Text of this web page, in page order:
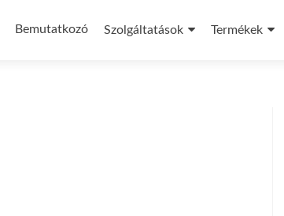
Bemutatkozó Szolgáltatások Termékek